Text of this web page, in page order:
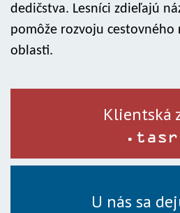
dedičstva. Lesníci zdieľajú
pomôže rozvoju
oblasti.
Klientská
U nás sa